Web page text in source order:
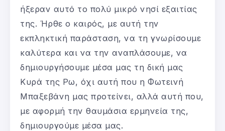
ήξεραν αυτό το πολύ μικρό νησί εξαιτίας
της. Ήρθε ο καιρός, με αυτή την
εκπληκτική παράσταση, να τη γνωρίσουμε
καλύτερα και να την αναπλάσουμε, να
δημιουργήσουμε μέσα μας τη δική μας
Κυρά της Ρω, όχι αυτή που η Φωτεινή
Μπαξεβάνη μας προτείνει, αλλά αυτή που,
με αφορμή την θαυμάσια ερμηνεία της,
δημιουργούμε μέσα μας.